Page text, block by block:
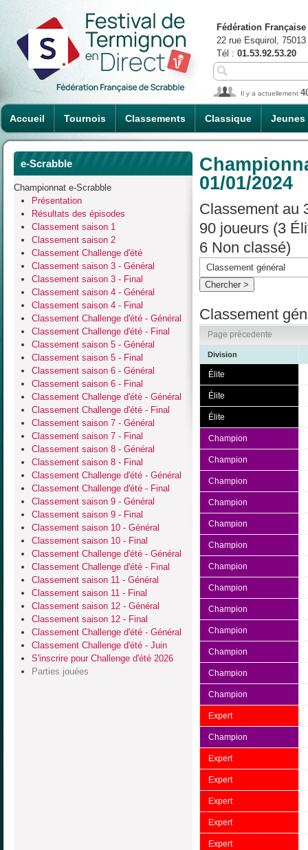
Accueil Tournois Classements Classique Jeunes
Fédération
22 rue Esquirol,
Tél : 01.53.92.53.20
Il y a actuellement
e-Scrabble
Championnat e-Scrabble
Présentation
Résultats des épisodes
Classement saison 1
Classement saison 2
Classement Challenge d'été
Classement saison 3 - Général
Classement saison 3 - Final
Classement saison 4 - Général
Classement saison 4 - Final
Classement Challenge d'été - Général
Classement Challenge d'été - Final
Classement saison 5 - Général
Classement saison 5 - Final
Classement saison 6 - Général
Classement saison 6 - Final
Classement Challenge d'été - Général
Classement Challenge d'été - Final
Classement saison 7 - Général
Classement saison 7 - Final
Classement saison 8 - Général
Classement saison 8 - Final
Classement Challenge d'été - Général
Classement Challenge d'été - Final
Classement saison 9 - Général
Classement saison 9 - Final
Classement saison 10 - Général
Classement saison 10 - Final
Classement Challenge d'été - Général
Classement Challenge d'été - Final
Classement saison 11 - Général
Classement saison 11 - Final
Classement saison 12 - Général
Classement saison 12 - Final
Classement Challenge d'été - Général
Classement Challenge d'été - Juin
S'inscrire pour Challenge d'été 2026
Parties jouées
01/01/2024
Classement au
90 joueurs (3
6 Non classé)
Classement
Page précedente
Division
Élite
Élite
Élite
Champion
Champion
Champion
Champion
Champion
Champion
Champion
Champion
Champion
Champion
Champion
Champion
Champion
Expert
Champion
Expert
Expert
Expert
Expert
Expert